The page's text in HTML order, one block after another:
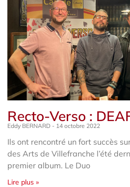
Recto-Verso :
Eddy BERNARD 14 octobre 2022
Ils ont rencontré un fort succès
des Arts de Villefranche l’été
premier album. Le Duo
Lire plus »